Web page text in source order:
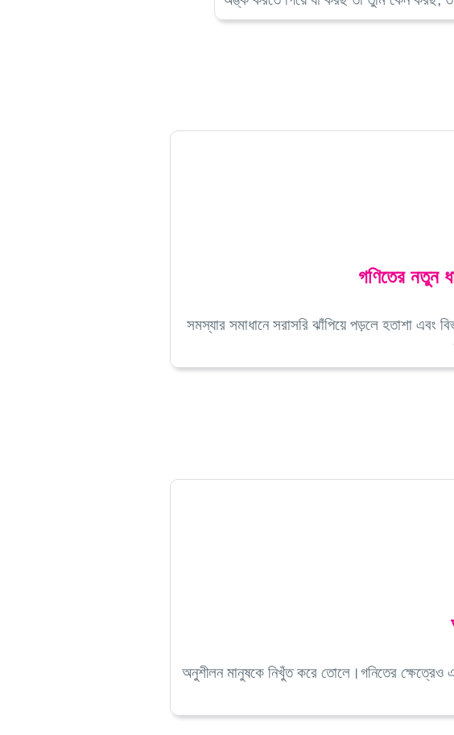
গণিতের নতুন
সমস্যার সমাধানে সরাসরি ঝাঁপিয়ে পড়লে হতাশা এবং
অনুশীলন মানুষকে নিখুঁত করে তোলে।গনিতের